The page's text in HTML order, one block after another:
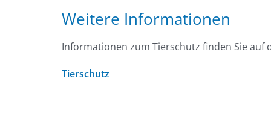
Weitere Informationen
Informationen zum Tierschutz finden Sie auf
Tierschutz